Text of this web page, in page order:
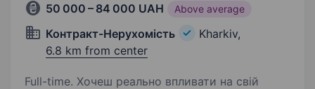
50 000 – 84 000 UAH Above average
Контракт-Нерухомість
Kharkiv,
6.8 km from center
Full-time. Хочеш реально впливати на свій